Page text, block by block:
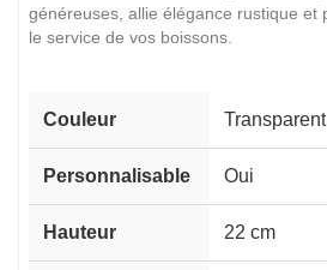
généreuses, allie élégance rustique et
le service de vos boissons.
Couleur Transparent
Personnalisable Oui
Hauteur 22 cm